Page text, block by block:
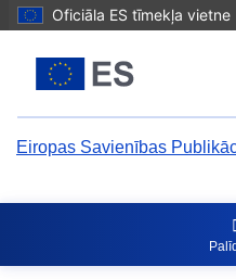
Oficiāla ES tīmekļa vietne
Eiropas Savienības